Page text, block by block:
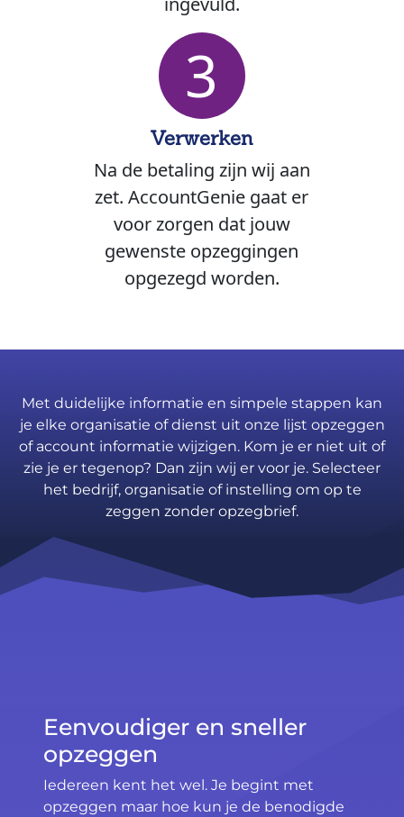
3
Verwerken
Na de betaling zijn wij aan
zet. AccountGenie gaat er
voor zorgen dat jouw
gewenste opzeggingen
opgezegd worden.
Met duidelijke informatie en simpele stappen kan
je elke organisatie of dienst uit onze lijst opzeggen
of account informatie wijzigen. Kom je er niet uit of
zie je er tegenop? Dan zijn wij er voor je. Selecteer
het bedrijf, organisatie of instelling om op te
zeggen zonder opzegbrief.
Eenvoudiger en sneller
opzeggen
Iedereen kent het wel. Je begint met
opzeggen maar hoe kun je de benodigde